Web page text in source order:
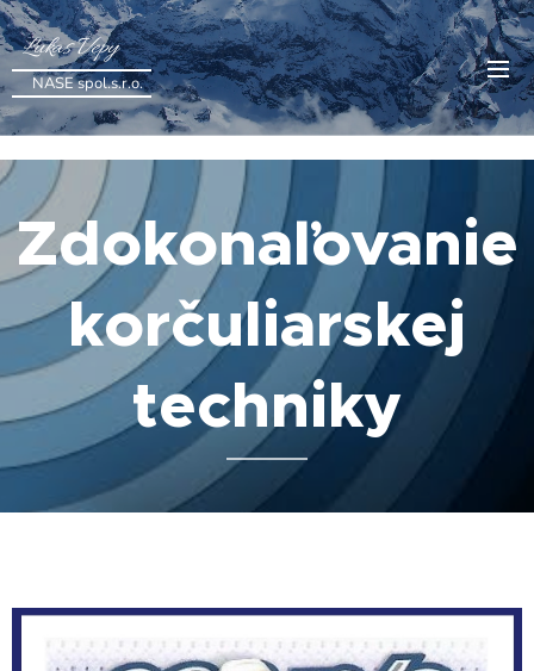
Lukas Vepy
NASE spol.s.r.o.
Zdokonaľovanie
korčuliarskej
techniky